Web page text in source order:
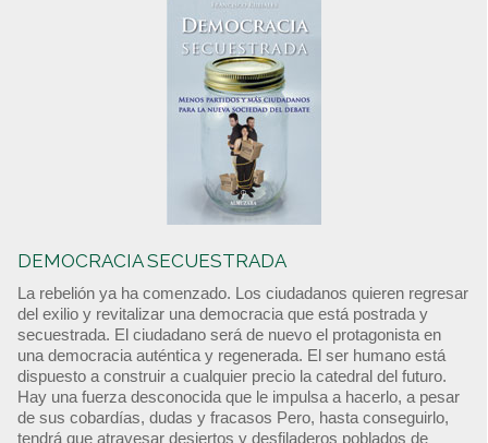
DEMOCRACIA SECUESTRADA
La rebelión ya ha comenzado. Los ciudadanos quieren regresar
del exilio y revitalizar una democracia que está postrada y
secuestrada. El ciudadano será de nuevo el protagonista en
una democracia auténtica y regenerada. El ser humano está
dispuesto a construir a cualquier precio la catedral del futuro.
Hay una fuerza desconocida que le impulsa a hacerlo, a pesar
de sus cobardías, dudas y fracasos Pero, hasta conseguirlo,
tendrá que atravesar desiertos y desfiladeros poblados de